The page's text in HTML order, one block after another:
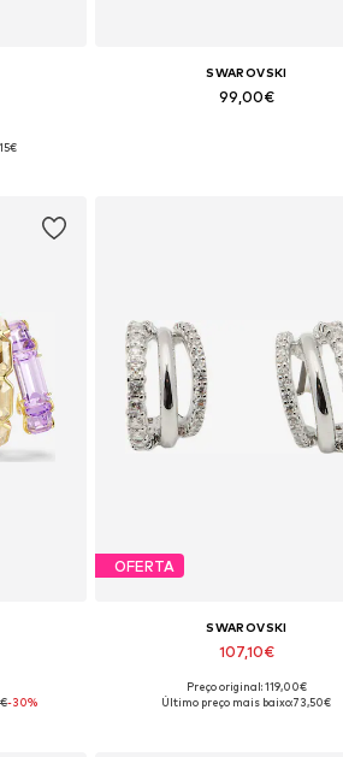
Size
SWAROVSKI
99,00€
Size
-30%
OFERTA
SWAROVSKI
107,10€
Tamanhos disponíveis: One Size
Preço original: 119,00€
Último preço mais baixo:73,50€